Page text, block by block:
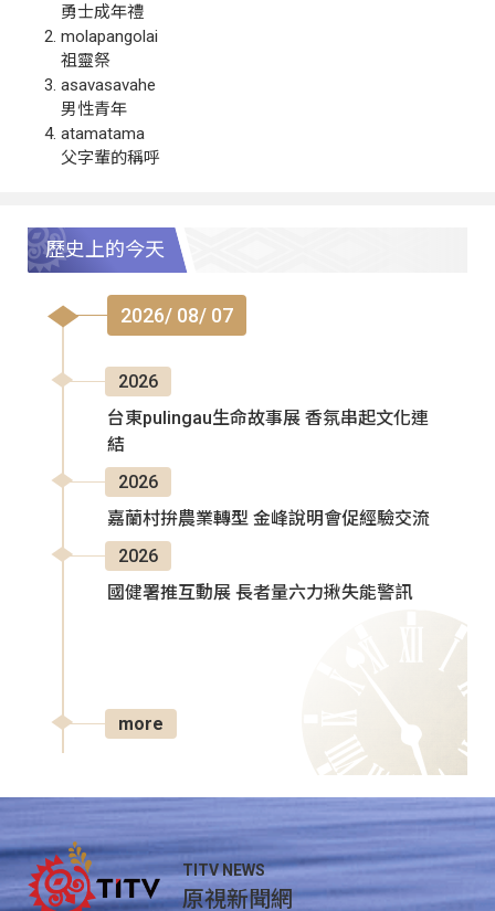
勇士成年禮
molapangolai
祖靈祭
asavasavahe
男性青年
atamatama
父字輩的稱呼
歷史上的今天
2026/ 08/ 07
2026
台東pulingau生命故事展 香氛串起文化連
結
2026
嘉蘭村拚農業轉型 金峰說明會促經驗交流
2026
國健署推互動展 長者量六力揪失能警訊
more
TITV NEWS
原視新聞網